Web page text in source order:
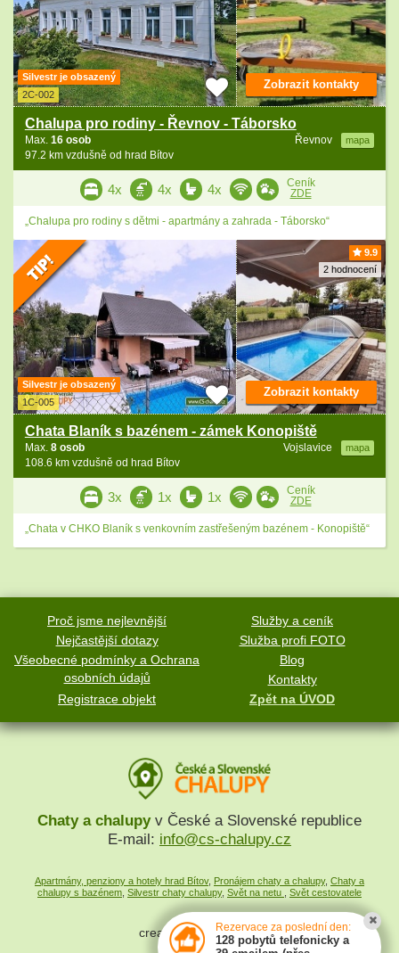
Silvestr je obsazený
2C-002
Chalupa pro rodiny - Řevnov - Táborsko
Řevnov mapa
Max. 16 osob
97.2 km vzdušně od hrad Bítov
Zobrazit kontakty
4x 4x 4x
Ceník
ZDE
„Chalupa pro rodiny s dětmi - apartmány a zahrada - Táborsko“
9.9
2 hodnocení
Silvestr je obsazený
1C-005
Chata Blaník s bazénem - zámek Konopiště
Vojslavice mapa
Max. 8 osob
108.6 km vzdušně od hrad Bítov
Zobrazit kontakty
3x 1x 1x
Ceník
ZDE
„Chata v CHKO Blaník s venkovním zastřešeným bazénem - Konopiště“
Proč jsme nejlevnější
Služby a ceník
Nejčastější dotazy
Služba profi FOTO
Všeobecné podmínky a Ochrana
osobních údajů
Blog
Kontakty
Registrace objekt
Zpět na ÚVOD
Chaty a chalupyv České a Slovenské republice
E-mail: info@cs-chalupy.cz
Apartmány, penziony a hotely hrad Bítov, Pronájem chaty a chalupy, Chaty a
chalupy s bazénem Silvestr chaty chalupy, Svět na netu Svět cestovatele
created bySYMPACT
Rezervace za poslední den:
128 pobytů telefonicky a